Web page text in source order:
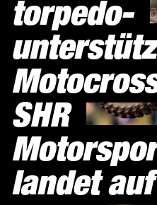
torpedo-
SHR
landet